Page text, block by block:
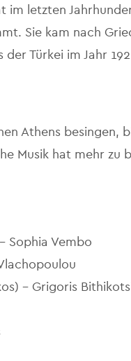
im letzten
Sie kam nach
Türkei im Jahr
Athens besingen,
Musik hat mehr zu
Sophia Vembo
- Grigoris